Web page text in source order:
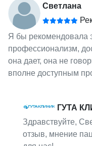
Светлана
Я бы рекомендовала
профессионализм,
она дает, она не
вполне доступным
ГУТА
Здравствуйте,
отзыв, мнение